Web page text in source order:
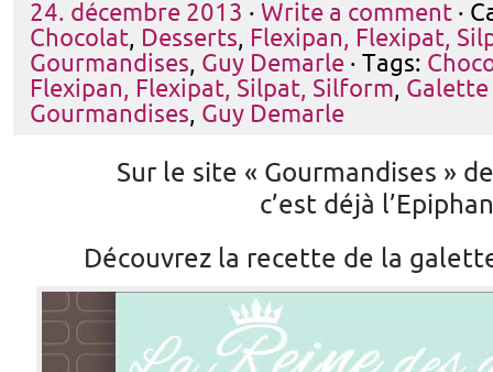
24. décembre 2013 · Write a comment ·
Chocolat, Desserts, Flexipan, Flexipat,
Gourmandises, Guy Demarle · Tags:
Flexipan, Flexipat, Silpat, Silform, Galette
Gourmandises, Guy Demarle
Sur le site « Gourmandises »
c’est déjà
Découvrez la recette de la